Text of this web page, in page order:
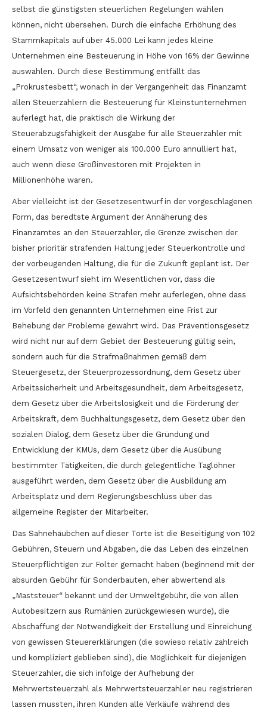
selbst die günstigsten steuerlichen Regelungen wählen
können, nicht übersehen. Durch die einfache Erhöhung des
Stammkapitals auf über 45.000 Lei kann jedes kleine
Unternehmen eine Besteuerung in Höhe von 16% der Gewinne
auswählen. Durch diese Bestimmung entfällt das
„Prokrustesbett“, wonach in der Vergangenheit das Finanzamt
allen Steuerzahlern die Besteuerung für Kleinstunternehmen
auferlegt hat, die praktisch die Wirkung der
Steuerabzugsfähigkeit der Ausgabe für alle Steuerzahler mit
einem Umsatz von weniger als 100.000 Euro annulliert hat,
auch wenn diese Großinvestoren mit Projekten in
Millionenhöhe waren.
Aber vielleicht ist der Gesetzesentwurf in der vorgeschlagenen
Form, das beredtste Argument der Annäherung des
Finanzamtes an den Steuerzahler, die Grenze zwischen der
bisher prioritär strafenden Haltung jeder Steuerkontrolle und
der vorbeugenden Haltung, die für die Zukunft geplant ist. Der
Gesetzesentwurf sieht im Wesentlichen vor, dass die
Aufsichtsbehörden keine Strafen mehr auferlegen, ohne dass
im Vorfeld den genannten Unternehmen eine Frist zur
Behebung der Probleme gewährt wird. Das Präventionsgesetz
wird nicht nur auf dem Gebiet der Besteuerung gültig sein,
sondern auch für die Strafmaßnahmen gemäß dem
Steuergesetz, der Steuerprozessordnung, dem Gesetz über
Arbeitssicherheit und Arbeitsgesundheit, dem Arbeitsgesetz,
dem Gesetz über die Arbeitslosigkeit und die Förderung der
Arbeitskraft, dem Buchhaltungsgesetz, dem Gesetz über den
sozialen Dialog, dem Gesetz über die Gründung und
Entwicklung der KMUs, dem Gesetz über die Ausübung
bestimmter Tätigkeiten, die durch gelegentliche Taglöhner
ausgeführt werden, dem Gesetz über die Ausbildung am
Arbeitsplatz und dem Regierungsbeschluss über das
allgemeine Register der Mitarbeiter.
Das Sahnehäubchen auf dieser Torte ist die Beseitigung von 102
Gebühren, Steuern und Abgaben, die das Leben des einzelnen
Steuerpflichtigen zur Folter gemacht haben (beginnend mit der
absurden Gebühr für Sonderbauten, eher abwertend als
„Maststeuer“ bekannt und der Umweltgebühr, die von allen
Autobesitzern aus Rumänien zurückgewiesen wurde), die
Abschaffung der Notwendigkeit der Erstellung und Einreichung
von gewissen Steuererklärungen (die sowieso relativ zahlreich
und kompliziert geblieben sind), die Möglichkeit für diejenigen
Steuerzahler, die sich infolge der Aufhebung der
Mehrwertsteuerzahl als Mehrwertsteuerzahler neu registrieren
lassen mussten, ihren Kunden alle Verkäufe während des